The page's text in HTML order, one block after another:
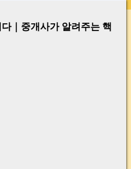
｜중개사가 알려주는 핵